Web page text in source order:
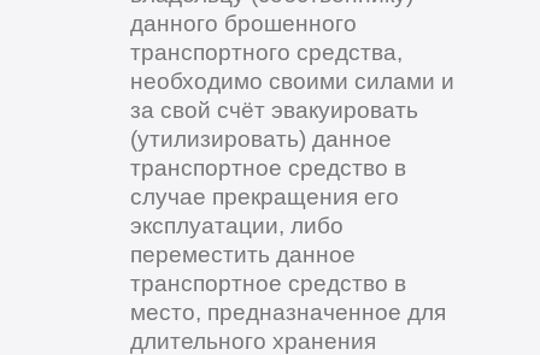
данного брошенного
транспортного средства,
необходимо своими силами и
за свой счёт эвакуировать
(утилизировать) данное
транспортное средство в
случае прекращения его
эксплуатации, либо
переместить данное
транспортное средство в
место, предназначенное для
длительного хранения